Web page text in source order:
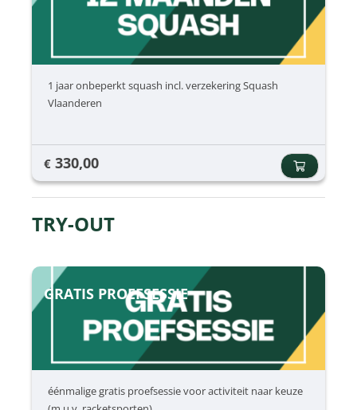
1 jaar onbeperkt squash incl. verzekering Squash
Vlaanderen
€ 330,00
TRY-OUT
GRATIS PROEFSESSIE
éénmalige gratis proefsessie voor activiteit naar keuze